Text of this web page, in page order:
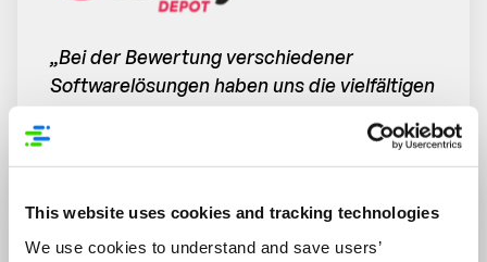
This website uses cookies and tracking technologies
We use cookies to understand and save users’
„Bei der Bewertung verschiedener
Softwarelösungen haben uns die vielfältigen
Funktionen von Syndigo ebenso überzeugt
wie das professionelle und hilfsbereite
Team. Außerdem waren wir überzeugt, dass
Wachstum nachhaltig zu skalieren.“